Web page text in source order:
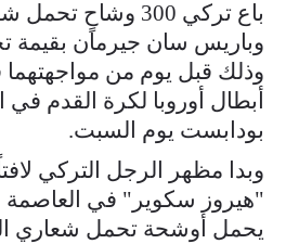
باع تركي 300 وشاحٍ
وذلك قبل يوم من
أبطال أوروبا لكرة القدم في
بودابست يوم السبت.
وبدا مظهر الرجل التركي
"هيروز سكوير" في
يحمل أوشحة تحمل شعاري